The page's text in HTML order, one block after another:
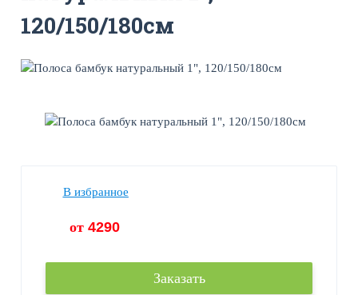
120/150/180см
В избранное
от 4290
Заказать